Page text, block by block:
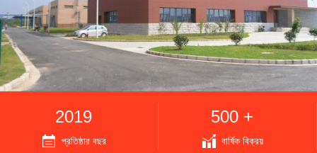
2019
প্রতিষ্ঠার বছর
500 +
বার্ষিক বিক্রয়